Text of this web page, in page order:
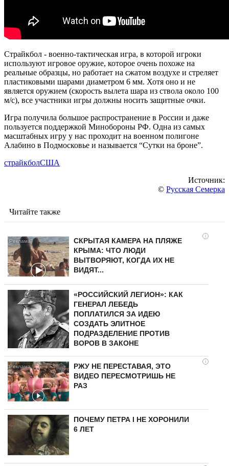
Страйкбол - военно-тактическая игра, в которой игроки
используют игровое оружие, которое очень похоже на
реальные образцы, но работает на сжатом воздухе и стреляет
пластиковыми шарами диаметром 6 мм. Хотя оно и не
является оружием (скорость вылета шара из ствола около 100
м/с), все участники игры должны носить защитные очки.
Игра получила большое распространение в России и даже
пользуется поддержкой Минобороны РФ. Одна из самых
масштабных игру у нас проходит на военном полигоне
Алабино в Подмосковье и называется “Сутки на броне”.
страйкболСША
Источник:
© Русская Семерка
Читайте также
i
СКРЫТАЯ КАМЕРА НА ПЛЯЖЕ
КРЫМА: ЧТО ЛЮДИ
ВЫТВОРЯЮТ, КОГДА ИХ НЕ
ВИДЯТ...
«РОССИЙСКИЙ ЛЕГИОН»: КАК
ГЕНЕРАЛ ЛЕБЕДЬ
ПОПЛАТИЛСЯ ЗА ИДЕЮ
СОЗДАТЬ ЭЛИТНОЕ
ПОДРАЗДЕЛЕНИЕ ПРОТИВ
ВОРОВ В ЗАКОНЕ
i
РЖУ НЕ ПЕРЕСТАВАЯ, ЭТО
ВИДЕО ПЕРЕСМОТРИШЬ НЕ
РАЗ
ПОЧЕМУ ПЕТРА I НЕ ХОРОНИЛИ
6 ЛЕТ